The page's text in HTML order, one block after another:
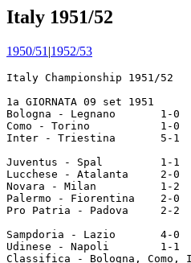
Italy 1951/52
1950/51 |1952/53
Italy Championship 1951/52

1a GIORNATA 09 set 1951         MARCATORI
Bologna - Legnano       1-0     57' Cappello
Como - Torino           1-0     18' Turconi II
Inter - Triestina       5-1     17' Skoglund, 21' Armano, 22' Nyers, 
                                36' Kaiml (TS), 60' Nyers rig., 69' Nyers rig.
Juventus - Spal         1-1     20' Muccinelli (JU), 70' Bennike rig.
Lucchese - Atalanta     2-0     43' Lucchesi, 68' Tontodonati
Novara - Milan          1-2     17' Renosto, 36' aut. Annovazzi (NO), 87' Gren
Palermo - Fiorentina    2-0     40' Bronee rig., 54' Bronee rig.
Pro Patria - Padova     2-2     46' Martegani, 52' Sperotto, 68' Turbeky (PR),
                                72' Hofling (PR)
Sampdoria - Lazio       4-0     6' Lucentini, 14' Gei, 48' Sabbatella, 76' Farina
Udinese - Napoli        1-1     25' Masoni, 32' Rinaldi (UD)
Classifica - Bologna, Como, Inter, Lucchese, Milan, Palermo e Sampdoria 2;  
             Juventus, Napoli, Padova, Pro Patria, Spal e Udinese 1;  
             Atalanta, Fiorentina, Lazio, Legnano, Novara, Torino e Triestina 0.

2a GIORNATA 16 set 1951         MARCATORI
Atalanta - Spal         1-0     36' Soerensen rig.
Bologna - Napoli        1-4     5' Masoni, 27' aut. Del Frati (BO), 
                                32' Cecconi, 37' Mike, 74' Amadei
Fiorentina - Novara     1-1     39' Renica, 41' Galassi (FI)
Lazio - Udinese         3-1     35' Antoniotti, 42' Rinaldi (UD), 
                                58' Flamini, 60' Puccinelli
Legnano - Juventus      0-3     17' J. Hansen, 84' K.A. Hansen, 87' Boniperti
Milan - Lucchese        4-0     10' G. Nordahl, 37' Burini, 40' Burini, 
                                84' Liedholm
Padova - Como           0-2     57' Giovetti, 85' Cattaneo
Palermo - Inter         1-1     4' Gimona (PA), 26' Wilkes
Torino - Pro Patria     2-0     44' Carapellese, 83' Carapellese
Triestina - Sampdoria   1-0     30' Boscolo  
Classifica - Como e Milan 4; Inter, Juventus, Napoli e Palermo 3; Atalanta, 
             Bologna, Lazio, Lucchese, Sampdoria, Torino e Triestina 2; 
             Fiorentina, Novara, Padova, Pro Patria, Spal e Udinese 1; Legnano 0.
  
3a GIORNATA 23 set 1951         MARCATORI
Como - Triestina        2-0     37' Rabitti, 69' Giovetti
Inter - Atalanta        4-0     33' Lorenzi, 66' Nyers, 78' Lorenzi, 88' Nyers rig.
Juventus - Lazio        5-3     5' Muccinelli, 8' Sukru (LA) rig., 12' Praest, 
                                28' K.A. Hansen rig., 31' J. Hansen, 
                                65' Antoniotti (LA), 68' Muccinelli, 89' Flamini (LA)
Lucchese - Legnano      4-2     17' Frandsen, 34' Palmer (LE), 48' Remondini,
                                54' Tontodonati, 62' Tontodonati, 69' Palmer (LE)
Napoli - Padova         2-0     46' Vinyei, 90' Amadei
Novara - Bologna        1-0     50' Piola
Pro Patria - Fiorentina 1-1     33' Santos (PR), 62' Ekner
Sampdoria - Palermo     1-1     55' Sabbatella (SA), 65' Vicovaro
Spal - Torino           1-1     15' Nesti (SP), 43' Gianmarinaro
Udinese - Milan         1-1     11' Renosto, 80' Bacci (UD)
Classifica - Como 6; Inter, Juventus, Milan e Napoli 5; Lucchese e Palermo 4;
             Novara, Sampdoria e Torino 3; Atalanta, Bologna, Fiorentina, Lazio,
             Pro Patria, Spai, Triestina e Udinese 2; Padova 1; Legnano 0.

4a GIORNATA 30 set 1951         MARCATORI
Atalanta - Palermo      2-2     18' Bronee, 22' Goldaniga (AT), 
                                49' Santagostino (AT), 52' Vicovaro
Fiorentina - Juventus   0-2     72' Muccinelli, 80' Boniperti
Lazio - Inter           1-2     20' Lorenzi, 44' aut. Magrini, 63' Sukru (LA) rig.
Legnano - Sampdoria     1-2     45' Trevisan (LE) rig., 55' Gei, 64' Bassetto
Milan - Pro Patria      5-1     13' Renosto, 52' Renosto, 56' Burini,
                                70' Renosto, 77' Hofling (PR), 84' Annovazzi
Napoli - Lucchese       2-0     29' Masoni, 49' Formentin
Padova - Bologna        2-1     7' Martegani, 15' Martegani, 75' Bernicchi (BO)
Spal - Como             1-0     25' Fontanesi
Torino - Novara         0-1     46' Alberico
Triestina - Udinese     0-0    
Classifica - Inter, Juventus, Milan e Napoli 7; Como 6; Novara, Palermo e 
             Sampdoria 5; Lucchese e Spal 4; Atalanta, Padova, Torino, Triestina
             e Udinese 3; Bologna, Fiorentina, Lazio e Pro Patria 2; Legnano 0.

5a GIORNATA 07 ott 1951         MARCATORI
Bologna - Fiorentina    0-3     8' Ekner, 30' Roosenburg, 80' Ekner
Como - Milan            1-2     13' Rabitti (CO), 31' Burini, 83' G. Nordahl
Inter - Torino          2-0     22' Wilkes, 40' Lorenzi
Juventus - Atalanta     7-1     2' Muccinelli, 5' Muccinelli, 6' Santagostino (AT), 
                                21' Boniperti, 47' J. Hansen, 61' J. Hansen rig.,
                                81' Boniperti, 88' K.A. Hansen
Lucchese - Padova       0-1     54' Sperotto   
Novara - Triestina      5-0     10' Feccia, 14' Janda, 29' Janda, 36' Janda, 
                                50' Piola
Palermo - Lazio         0-0     
Pro Patria - Spal       2-2     7' Turbeky (PR), 10' aut. Fossati, 
                                47' Fontanesi, 84' Martini (PR)
Sampdoria - Napoli      2-1     15' Sabbatella, 28' Bassetto, 43' Amadei (NA)
Udinese - Legnano       2-1     35' Mazza (LE), 48' Virginio, 86' Bacci 
Classifica - Inter, Juventus e Milan 9; Napoli, Novara e Sampdoria 7; Como e 
             Palermo 6; Padova, Spal e Udinese 5; Fiorentina e Lucchese 4; Atalanta, 
             Lazio, Pro Patria, Torino e Triestina 3; Bologna 2; Legnano 0.

6a GIORNATA 14 ott 1951         MARCATORI
Atalanta - Bologna      1-2     24' Tacconi, 56' Angeleri (AT), 87' Cappello
Fiorentina - Udinese    3-3     21' E. Soerensen, 35' Bares, 36' Cervato (FI),
                                56' Galassi (FI), 70' Bares, 86' Ekner (FI)
Lazio - Lucchese        3-0     16' Puccinelli, 66' Lofgren, 68' Flamini
Legnano - Pro Patria    1-2     30' Trevisan (LE) rig., 77' La Rosa, 79' La Rosa
Milan - Sampdoria       2-1     41' Lucentini (SA), 51' Burini, 73' G. Nordahl
Napoli - Inter          1-0     14' Granata
Palermo - Como          4-1     10' De Grandi, 44' Bronee, 55' Bronee, 
                                71' Vicovaro, 85' Turconi II (CO)  
Spal - Novara           2-1     1' Bennike, 13' Quaresima, 15' De Togni (NO)
Torino - Padova         4-1     24' Florio, 61' Pozzi rig., 68' Meroni (PD),
                                77' Hjalmarsson rig., 90' Motta
Triestina - Juventus    0-3     46' Boniperti, 75' Muccinelli, 90' Boniperti
Classifica - Juventus e Milan 11; Inter e Napoli 9; Palermo 8; Novara, Sampdoria
             e Spal 7; Como e Udinese 6; Fiorentina, Lazio, Padova, Pro Patria e
             Torino 5; Bologna e Lucchese 4; Atalanta e Triestina 3; Legnano 0.

7a GIORNATA 21 ott 1951         MARCATORI
Bologna - Triestina     2-1     6' Cervellati, 10' Tacconi, 30' Petagna (TS)
Como - Lazio            2-2     31' Magrini, 68' Cattaneo (CO), 71' Sukru,
                                72' Cattaneo (CO)              
Inter - Legnano         3-1     22' Nyers rig., 31' Palmer (LE), 52' Nyers,
                                89' Nyers 
Lucchese - Fiorentina   0-0
Novara - Napoli         1-0     69' Baira
Padova - Atalanta       1-1     12' Martegani (PD), 39' S.J. Hansen
Pro Patria - Juventus   1-3     2' J. Hansen rig., 9' Boniperti, 
                                20' Muccinelli, 88' Toros (PR)     
Sampdoria - Spal        0-1     81' Bulent
Torino - Milan          0-6     38' Burini, 40' Liedholm, 51' Renosto, 
                                59' Annovazzi, 67' Liedholm, 72' aut. Grava
Udinese - Palermo       0-3     16' Bronee, 34' Di Maso, 74' Giaroli
Classifica - Juventus e Milan 13; Inter 11; Palermo 10; Napoli, Novara e Spal 9;
             Como e Sampdoria 7; Bologna, Fiorentina, Lazio, Padova e Udinese 6;
             Lucchese, Pro Patria e Torino 5; Atalanta 4; Triestina 3; Legnano 0.

8a GIORNATA 28 ott 1951         MARCATORI
Atalanta - Como         1-0     25' Jeppson
Fiorentina - Sampdoria  0-1     24' Gotti
Juventus - Udinese      5-1     52' J. Hansen, 56' Boniperti, 60' J. Hansen,
                                64' J. Hansen, 70' K.A. Hansen, 89' Castaldo (UD)
Lazio - Torino          3-0     5' Puccinelli, 69' Sukru rig., 88' Sukru
Legnano - Padova        2-2     3' Martegani, 15' Mozzambani (LE), 
                                23' Eidefjall (LE), 48' aut. Trevisan
Milan - Bologna         4-0     47' Burini, 55' Renosto rig., 75' Burini, 
                                77' Burini
Napoli - Pro Patria     4-1     27' La Rosa (PR), 64' Amadei, 66' Todeschini, 
                                74' Arce, 78' Formentin    
Novara - Palermo        1-1     13' Pesaola (NO), 82' Vycpalek  
Spal - Inter            1-1     14' Wilkes, 34' Quaresima (SP)  
Triestina - Lucchese    3-1     65' Boscolo, 67' Boscolo, 74' Nuoto (LU),
                                82' Curti rig.
Classifica - Juventus e Milan 15; Inter 12; Napoli e Palermo 11; Novara e Spal 10; 
             Sampdoria 9; Lazio 8; Corno e Padova 7; Atalanta, Bologna, Fiorentina 
             e Udinese 6; Lucchese, Pro Patria, Torino e Triestina 5; Legnano 1.

9a GIORNATA 04 nov 1951         MARCATORI
Bologna - Pro Patria    1-1     57' Pilmark (BO), 81' Guarnieri
Como - Fiorentina       0-2     54' Vitali, 85' Pandolfini
Inter - Milan           2-2     2' Nyers (IN), 5' Burini, 9' Lorenzi (IN), 
                                76' Tognon
Legnano - Spal          3-3     11' Mozzambani (LE), 17' Bulent, 44' Trevisan (LE), 
                                58' Bulent, 60' Fontanesi, 89' Trevisan (LE)
Lucchese - Novara       1-1     22' Frandsen (LU), 25' Piola
Padova - Lazio          2-1     24' Giusti, 28' aut. Fuchs (LA), 53' Prunecchi
Palermo - Triestina     1-0     87' Micheloni
Sampdoria - Juventus    2-1     16' Muccinelli (JU), 40' Bergamo, 48' Lucentini
Torino - Napoli         0-2     33' Astorri, 37' Todeschini
Udinese - Atalanta